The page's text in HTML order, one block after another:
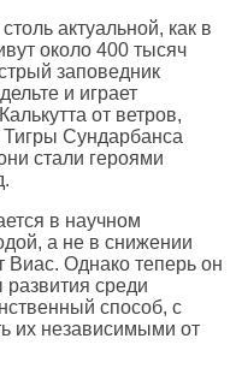
актуальной, как в
около 400 тысяч
заповедник
и играет
от ветров,
Тигры Сундарбанса
стали героями
в научном
а не в снижении
Виас. Однако теперь он
среди
способ, с
их независимыми от